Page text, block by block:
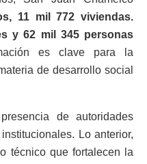
11 mil 772 viviendas.
y 62 mil 345 personas
es clave para la
de desarrollo social
de autoridades
Lo anterior,
técnico que fortalecen la